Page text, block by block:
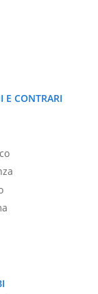
E CONTRARI